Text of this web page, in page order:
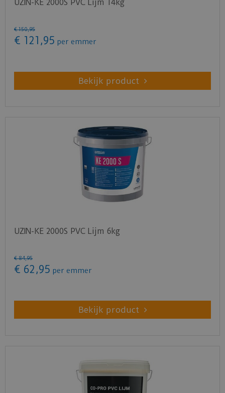
UZIN-KE 2000S PVC Lijm 14kg
€ 150,95
€ 121 ,95 per emmer
Bekijk product
UZIN-KE 2000S PVC Lijm 6kg
€ 84,95
€ 62 ,95 per emmer
Bekijk product